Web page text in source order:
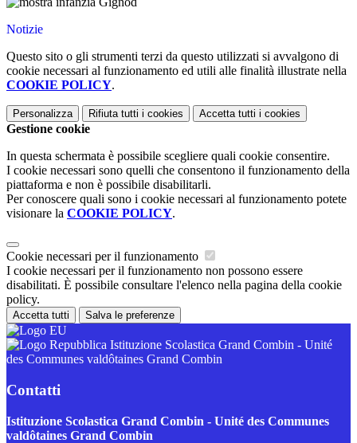
Notizie
Questo sito o gli strumenti terzi da questo utilizzati si avvalgono di
cookie necessari al funzionamento ed utili alle finalità illustrate nella
COOKIE POLICY.
Personalizza Rifiuta tutti i cookies Accetta tutti i cookies
Gestione cookie
In questa schermata è possibile scegliere quali cookie consentire.
I cookie necessari sono quelli che consentono il funzionamento della
piattaforma e non è possibile disabilitarli.
Per conoscere quali sono i cookie necessari al funzionamento potete
visionare la COOKIE POLICY.
Cookie necessari per il funzionamento
I cookie necessari per il funzionamento non possono essere
disabilitati. È possibile consultare l'elenco nella pagina della cookie
policy.
Accetta tutti Salva le preferenze
Istituzione Scolastica Grand Combin - Unité
des Communes valdôtaines Grand Combin
Contatti
Istituzione Scolastica Grand Combin - Unité des Communes
valdôtaines Grand Combin